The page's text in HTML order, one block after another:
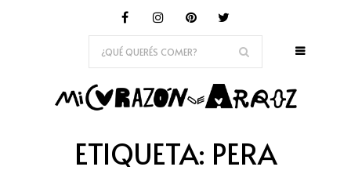
ETIQUETA: PERA